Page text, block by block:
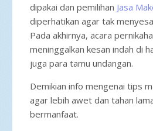
dipakai dan pemilihan Jasa
diperhatikan agar tak
Pada akhirnya, acara
meninggalkan kesan indah di
juga para tamu undangan.
Demikian info mengenai tips
agar lebih awet dan tahan
bermanfaat.